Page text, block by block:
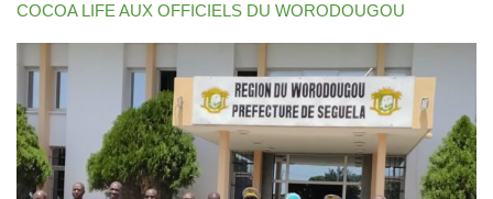
COCOA LIFE AUX OFFICIELS DU WORODOUGOU